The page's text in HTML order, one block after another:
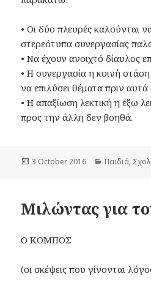
• Οι δύο πλευρές καλούνται
στερεότυπα συνεργασίας
• Να έχουν ανοιχτό δίαυλος
• Η συνεργασία η κοινή
να επιλύσει θέματα πριν
• Η απαξίωση λεκτική η έξω
προς την άλλη δεν βοηθά.
Posted
3 October 2016 Categories
Παιδιά,
Μιλώντας για
Ο ΚΟΜΠΟΣ
(οι σκέψεις που γίνονται